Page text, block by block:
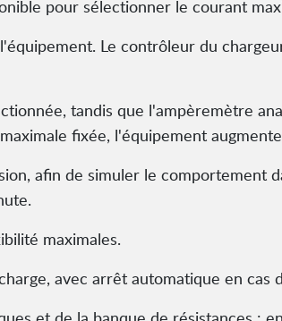
pour sélectionner le courant
Le contrôleur du
tandis que l'ampèremètre
fixée, l'équipement
afin de simuler le comportement
maximales.
avec arrêt automatique en cas